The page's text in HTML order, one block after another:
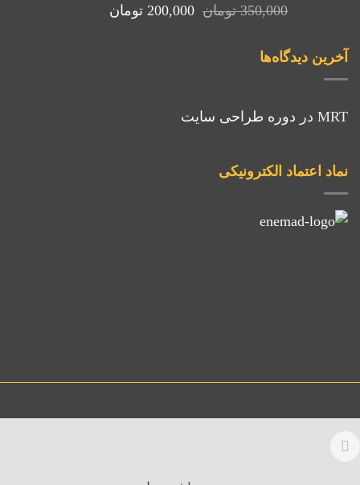
350,000 تومان قیمت
200,000 تومان
آخرین دیدگاه‌ها
MRT در دوره طراحی سایت
نماد اعتماد الکترونیکی